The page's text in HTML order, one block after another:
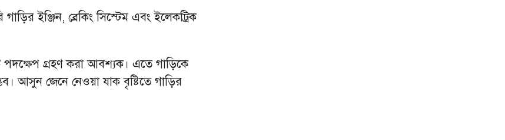
ইঞ্জিন, ব্রেকিং সিস্টেম এবং ইলেকট্রিক
গ্রহণ করা আবশ্যক। এতে গাড়িকে
আসুন জেনে নেওয়া যাক বৃষ্টিতে গাড়ির